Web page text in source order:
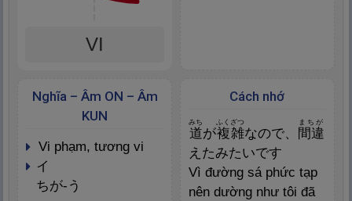
VI
Cách nhớ
道
みち
が複雑
ふくざつ
なので、 間違
まちが
えたみたいです
Vì đường sá phức tạp
nên dường như tôi đã
Nghĩa – Âm ON – Âm
KUN
vi phạm, tương vi
イ
ちが-う